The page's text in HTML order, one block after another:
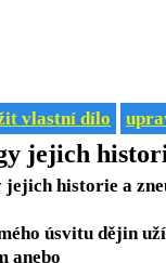
vlastní dílo
jejich
jejich historie a
úsvitu dějin
anebo